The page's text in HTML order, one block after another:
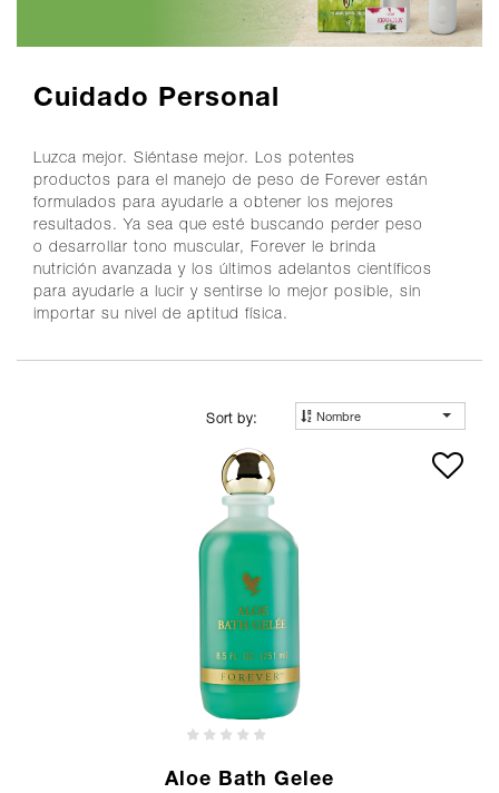
Cuidado Personal
Luzca mejor. Siéntase mejor. Los potentes
productos para el manejo de peso de Forever están
formulados para ayudarle a obtener los mejores
resultados. Ya sea que esté buscando perder peso
o desarrollar tono muscular, Forever le brinda
nutrición avanzada y los últimos adelantos científicos
para ayudarle a lucir y sentirse lo mejor posible, sin
importar su nivel de aptitud física.
Sort by: Nombre
Aloe Bath Gelee